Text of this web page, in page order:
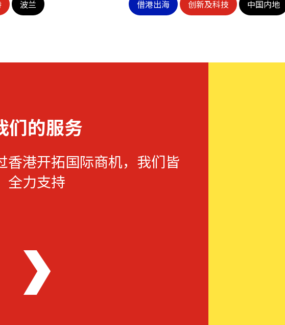
波兰 借港出海 创新及科技 中国内地
们的服务
香港开拓国际商机，我们皆
全力支持